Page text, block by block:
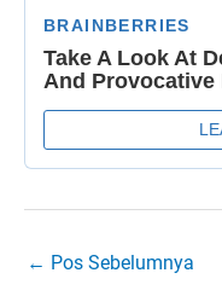
← Pos Sebelumnya